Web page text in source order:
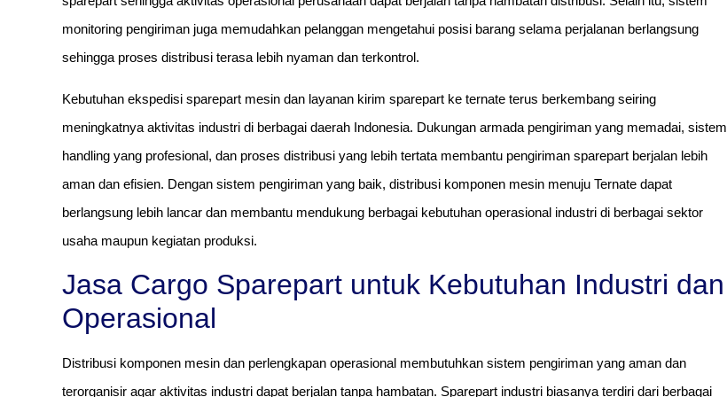
monitoring pengiriman juga memudahkan pelanggan mengetahui posisi barang selama perjalanan berlangsung
sehingga proses distribusi terasa lebih nyaman dan terkontrol.
Kebutuhan ekspedisi sparepart mesin dan layanan kirim sparepart ke ternate terus berkembang seiring
meningkatnya aktivitas industri di berbagai daerah Indonesia. Dukungan armada pengiriman yang memadai, sistem
handling yang profesional, dan proses distribusi yang lebih tertata membantu pengiriman sparepart berjalan lebih
aman dan efisien. Dengan sistem pengiriman yang baik, distribusi komponen mesin menuju Ternate dapat
berlangsung lebih lancar dan membantu mendukung berbagai kebutuhan operasional industri di berbagai sektor
usaha maupun kegiatan produksi.
Jasa Cargo Sparepart untuk Kebutuhan Industri dan
Operasional
Distribusi komponen mesin dan perlengkapan operasional membutuhkan sistem pengiriman yang aman dan
terorganisir agar aktivitas industri dapat berjalan tanpa hambatan. Sparepart industri biasanya terdiri dari berbagai